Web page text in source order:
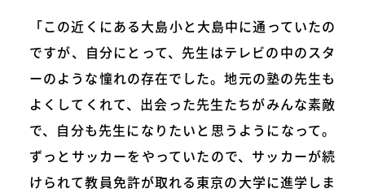
「この近くにある大島小と大島中に通っていたの
ですが、自分にとって、先生はテレビの中のスタ
ーのような憧れの存在でした。地元の塾の先生も
よくしてくれて、出会った先生たちがみんな素敵
で、自分も先生になりたいと思うようになって。
ずっとサッカーをやっていたので、サッカーが続
けられて教員免許が取れる東京の大学に進学しま